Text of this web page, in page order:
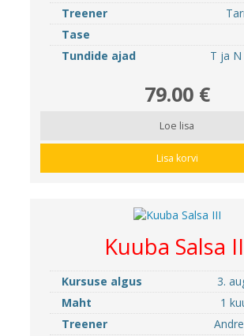
Treener
Tase
Tundide ajad
T ja N
79.00 €
Loe lisa
Lisa korvi
Kuuba Salsa
Kursuse algus
3.
Maht
1
Treener